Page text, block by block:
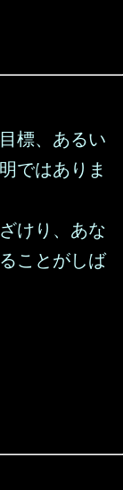
標、あるい
ではありま
けり、あな
ことがしば